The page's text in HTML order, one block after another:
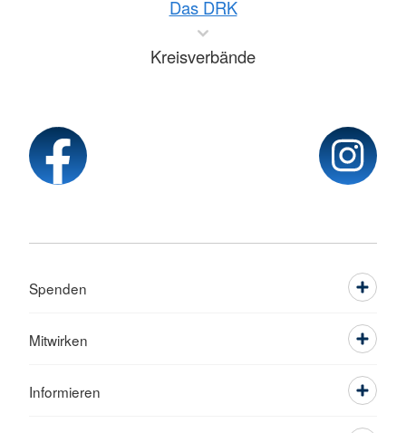
Das DRK
Kreisverbände
Spenden
Mitwirken
Informieren